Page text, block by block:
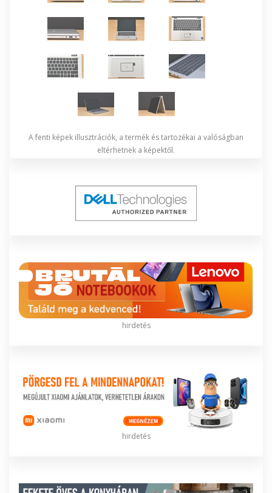
A fenti képek illusztrációk, a termék és tartozékai a valóságban
eltérhetnek a képektől.
hirdetés
hirdetés